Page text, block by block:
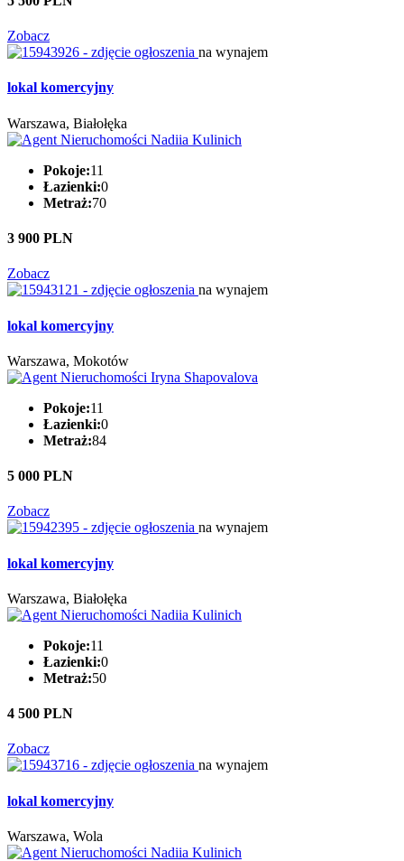
Zobacz
na wynajem
lokal komercyjny
Warszawa, Białołęka
Pokoje:11
Łazienki:0
Metraż:70
3 900 PLN
Zobacz
na wynajem
lokal komercyjny
Warszawa, Mokotów
Pokoje:11
Łazienki:0
Metraż:84
5 000 PLN
Zobacz
na wynajem
lokal komercyjny
Warszawa, Białołęka
Pokoje:11
Łazienki:0
Metraż:50
4 500 PLN
Zobacz
na wynajem
lokal komercyjny
Warszawa, Wola